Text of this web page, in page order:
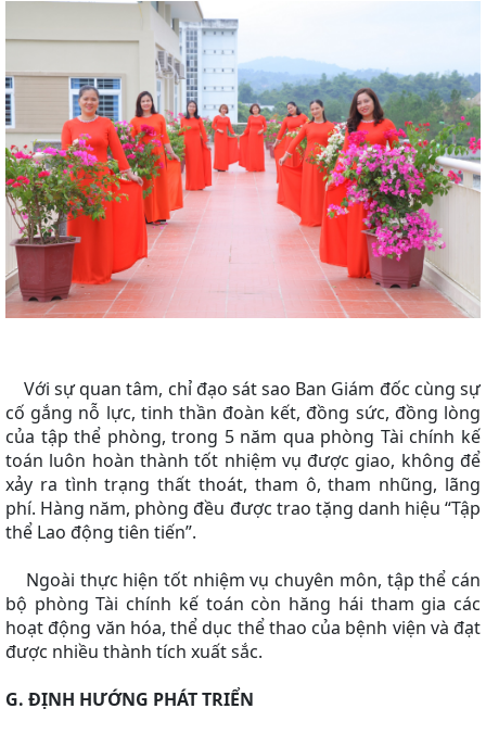
Với sự quan tâm, chỉ đạo sát sao Ban Giám đốc cùng sự
cố gắng nỗ lực, tinh thần đoàn kết, đồng sức, đồng lòng
của tập thể phòng, trong 5 năm qua phòng Tài chính kế
toán luôn hoàn thành tốt nhiệm vụ được giao, không để
xảy ra tình trạng thất thoát, tham ô, tham nhũng, lãng
phí. Hàng năm, phòng đều được trao tặng danh hiệu “Tập
thể Lao động tiên tiến”.
Ngoài thực hiện tốt nhiệm vụ chuyên môn, tập thể cán
bộ phòng Tài chính kế toán còn hăng hái tham gia các
hoạt động văn hóa, thể dục thể thao của bệnh viện và đạt
được nhiều thành tích xuất sắc.
G. ĐỊNH HƯỚNG PHÁT TRIỂN